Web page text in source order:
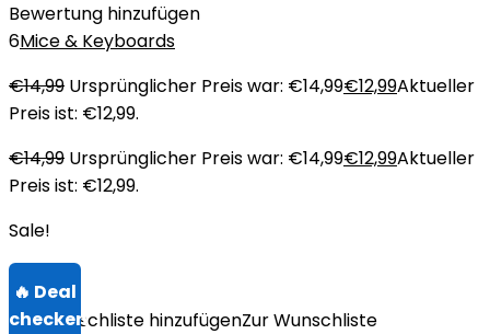
Bewertung hinzufügen
6Mice & Keyboards
€14,99 Ursprünglicher Preis war: €14,99€12,99Aktueller
Preis ist: €12,99.
€14,99 Ursprünglicher Preis war: €14,99€12,99Aktueller
Preis ist: €12,99.
Sale!
Zur Wunschliste hinzufügenZur Wunschliste